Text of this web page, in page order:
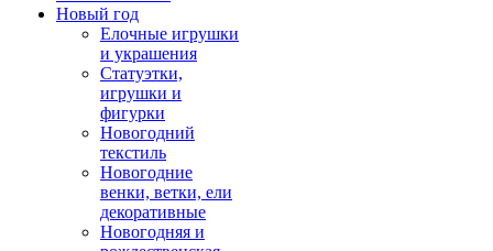
Новый год
Елочные игрушки
и украшения
Статуэтки,
игрушки и
фигурки
Новогодний
текстиль
Новогодние
венки, ветки, ели
декоративные
Новогодняя и